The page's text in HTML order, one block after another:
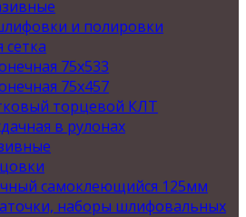
и полировки
сетка
75х533
75х457
торцевой КЛТ
в рулонах
самоклеющийся 125мм
наборы шлифовальных